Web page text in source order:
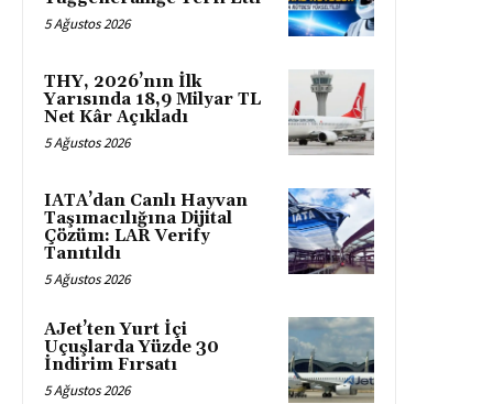
5 Ağustos 2026
THY, 2026’nın İlk
Yarısında 18,9 Milyar TL
Net Kâr Açıkladı
5 Ağustos 2026
IATA’dan Canlı Hayvan
Taşımacılığına Dijital
Çözüm: LAR Verify
Tanıtıldı
5 Ağustos 2026
AJet’ten Yurt İçi
Uçuşlarda Yüzde 30
İndirim Fırsatı
5 Ağustos 2026